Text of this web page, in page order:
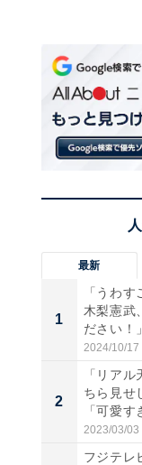
最新
1
「うわす
木梨憲武
ださい！
S...
2024/10/17
2
「リア
ちら見せ
「可愛す
情...
2023/03/03
フジテレ